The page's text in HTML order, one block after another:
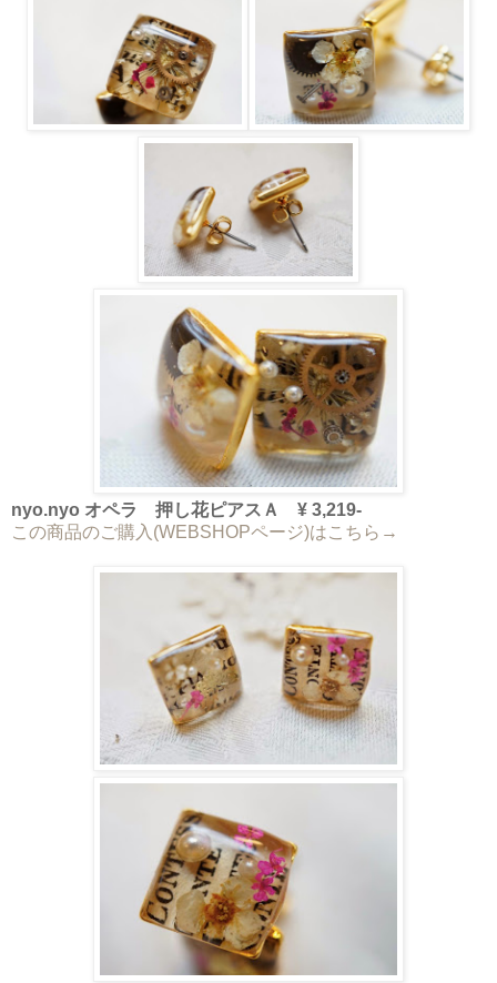
nyo.nyo オペラ 押し花ピアスＡ ¥ 3,219-
この商品のご購入(WEBSHOPページ)はこちら→